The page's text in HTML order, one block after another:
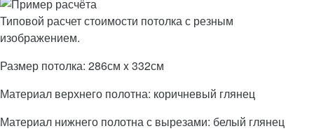
Типовой расчет стоимости потолка с резным
изображением.
Размер потолка: 286см x 332см
Материал верхнего полотна: коричневый глянец
Материал нижнего полотна с вырезами: белый глянец